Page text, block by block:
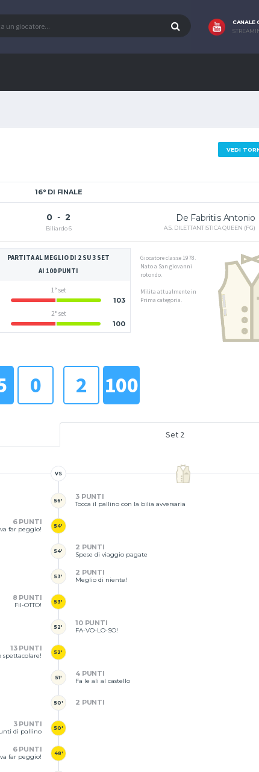
CANALE
VEDI
16° DI FINALE
0 -2
Biliardo 6
De Fabritiis Antonio
A.S. DILETTANTISTICA QUEEN (FG)
PARTITA AL MEGLIO DI 2 SU 3 SET
AI 100 PUNTI
1° set
103
2° set
100
Giocatore classe 1978.
Nato a San giovanni
rotondo.
Milita attualmente in
Prima categoria.
0 2 100
Set 2
VS
56' 3 PUNTI
Tocca il pallino con la bilia avversaria
54'
6 PUNTI
far peggio!
54' 2 PUNTI
Spese di viaggio pagate
53' 2 PUNTI
Meglio di niente!
53'
8 PUNTI
Fil-OTTO!
52' 10 PUNTI
FA-VO-LO-SO!
52'
13 PUNTI
51' 4 PUNTI
Fa le ali al castello
50' 2 PUNTI
50'
3 PUNTI
di pallino
48'
6 PUNTI
far peggio!